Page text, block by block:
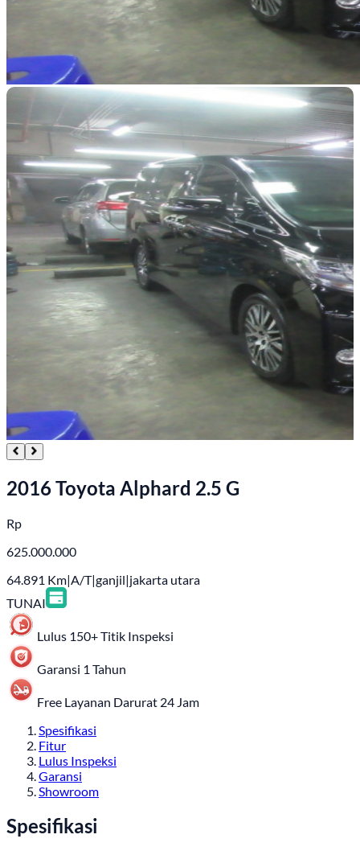
2016 Toyota Alphard 2.5 G
Rp
625.000.000
64.891 Km|A/T|ganjil|jakarta utara
TUNAI
Lulus 150+ Titik Inspeksi
Garansi 1 Tahun
Free Layanan Darurat 24 Jam
Spesifikasi
Fitur
Lulus Inspeksi
Garansi
Showroom
Spesifikasi